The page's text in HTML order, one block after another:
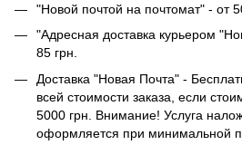
"Новой почтой на почтомат" - от
"Адресная доставка курьером
85 грн.
Доставка "Новая Почта" -
всей стоимости заказа, если
5000 грн. Внимание! Услуга
оформляется при минимальной